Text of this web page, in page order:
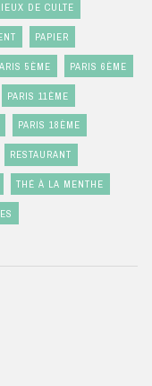
DE CULTE
PAPIER
5ÈME PARIS 6ÈME
PARIS 11ÈME
PARIS 18ÈME
RESTAURANT
THÉ À LA MENTHE